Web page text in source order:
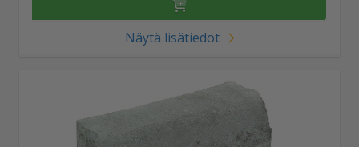
Näytä lisätiedot